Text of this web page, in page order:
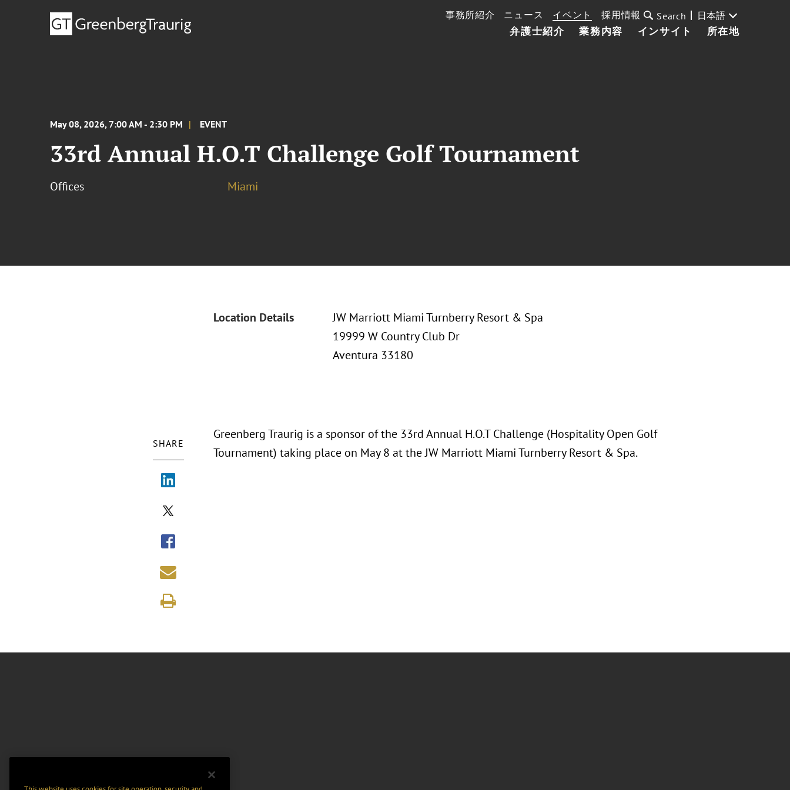
弁護士紹介 業務内容 インサイト 所在地
事務所紹介 ニュース イベント 採用情報 Search 日本語
May 08, 2026, 7:00 AM - 2:30 PM EVENT
33rd Annual H.O.T Challenge Golf Tournament
Offices Miami
Location Details
JW Marriott Miami Turnberry Resort & Spa
19999 W Country Club Dr
Aventura 33180
SHARE
Greenberg Traurig is a sponsor of the 33rd Annual H.O.T Challenge (Hospitality Open Golf
Tournament) taking place on May 8 at the JW Marriott Miami Turnberry Resort & Spa.